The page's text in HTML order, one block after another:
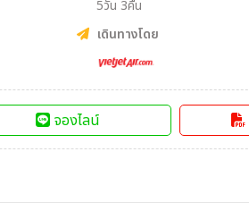
5วัน 3คืน
เดินทางโดย
จองไลน์